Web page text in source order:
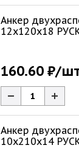
Анкер
12х120х18
160.60 ₽/
Анкер
10х210х14